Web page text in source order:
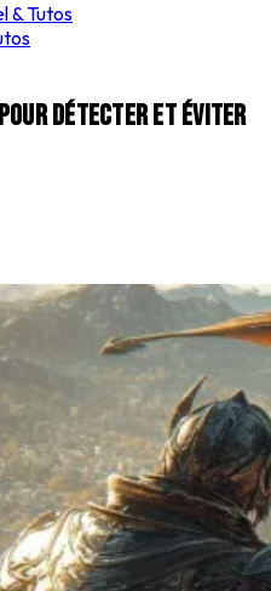
& Tutos
pour détecter et éviter